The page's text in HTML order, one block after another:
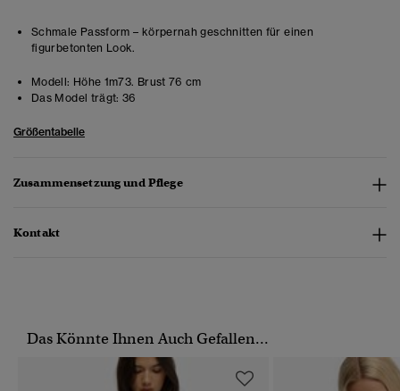
Schmale Passform – körpernah geschnitten für einen
figurbetonten Look.
Modell: Höhe 1m73. Brust 76 cm
Das Model trägt: 36
Größentabelle
Zusammensetzung und Pflege
Kontakt
Das Könnte Ihnen Auch Gefallen...